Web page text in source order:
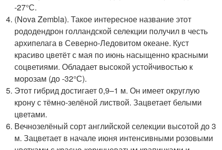
-27°С.
(Nova Zembla). Такое интересное название этот
рододендрон голландской селекции получил в честь
архипелага в Северно-Ледовитом океане. Куст
красиво цветёт с мая по июнь насыщенно красными
соцветиями. Обладает высокой устойчивостью к
морозам (до -32°С).
Этот гибрид достигает 0,9–1 м. Он имеет округлую
крону с тёмно-зелёной листвой. Зацветает белыми
цветами.
Вечнозелёный сорт английской селекции высотой до 3
м. Зацветает в начале июня интенсивными розовыми